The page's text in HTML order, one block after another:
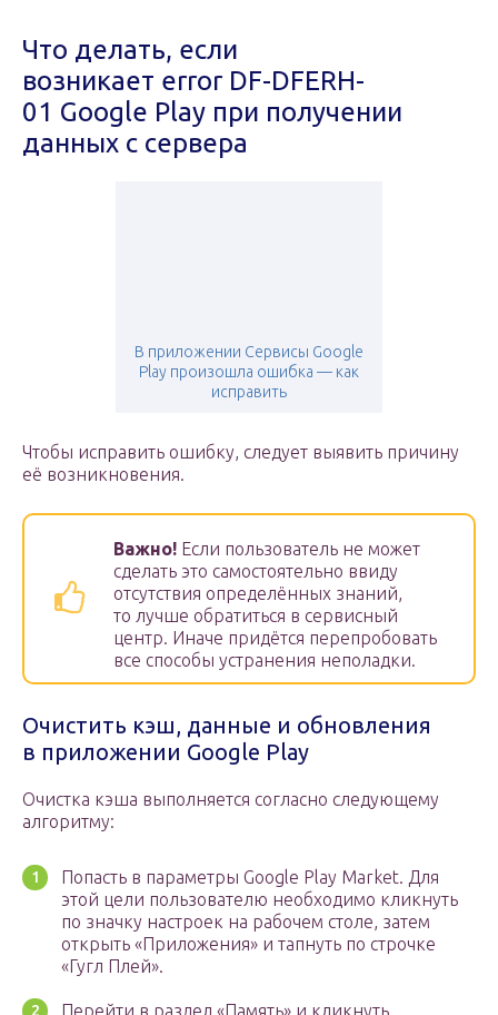
Что делать, если
возникает error DF-DFERH-
01 Google Play при получении
данных с сервера
В приложении Сервисы Google
Play произошла ошибка — как
исправить
Чтобы исправить ошибку, следует выявить причину
её возникновения.
Важно! Если пользователь не может
сделать это самостоятельно ввиду
отсутствия определённых знаний,
то лучше обратиться в сервисный
центр. Иначе придётся перепробовать
все способы устранения неполадки.
Очистить кэш, данные и обновления
в приложении Google Play
Очистка кэша выполняется согласно следующему
алгоритму:
Попасть в параметры Google Play Market. Для
этой цели пользователю необходимо кликнуть
по значку настроек на рабочем столе, затем
открыть «Приложения» и тапнуть по строчке
«Гугл Плей».
Перейти в раздел «Память» и кликнуть